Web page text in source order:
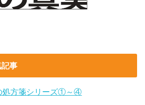
事
処方箋シリーズ①～④